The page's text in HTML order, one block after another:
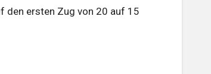
den ersten Zug von 20 auf 15